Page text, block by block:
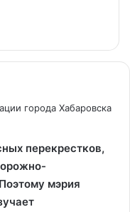
города Хабаровска
перекрестков,
мэрия